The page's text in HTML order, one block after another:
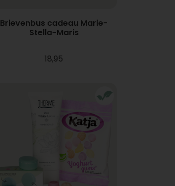
Brievenbus cadeau Marie-
Stella-Maris
18,95